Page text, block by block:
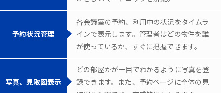
予約状況管理
各会議室の予約、利用中の状況をタイムラ
インで表示します。管理者はどの物件を誰
が使っているか、すぐに把握できます。
写真、見取図表示
どの部屋かが一目でわかるように写真を登
録できます。また、予約ページに全体の見